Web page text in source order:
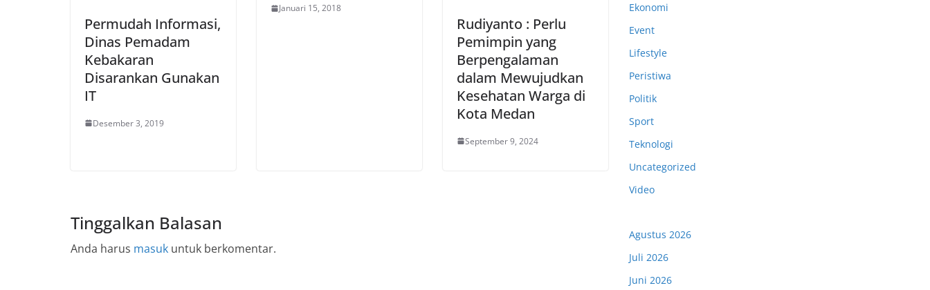
Permudah Informasi,
Dinas Pemadam
Kebakaran
Disarankan Gunakan
IT
Desember 3, 2019
Januari 15, 2018
Rudiyanto : Perlu
Pemimpin yang
Berpengalaman
dalam Mewujudkan
Kesehatan Warga di
Kota Medan
September 9, 2024
Tinggalkan Balasan
Anda harus masuk untuk berkomentar.
Ekonomi
Event
Lifestyle
Peristiwa
Politik
Sport
Teknologi
Uncategorized
Video
Agustus 2026
Juli 2026
Juni 2026